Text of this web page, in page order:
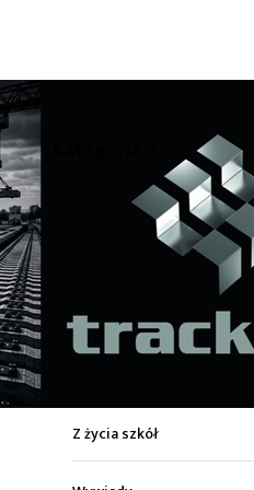
Z życia miasta
Kultura
Z życia szkół